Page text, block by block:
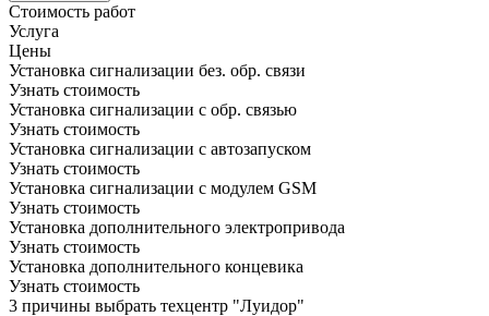
Стоимость работ
Услуга
Цены
Установка сигнализации без. обр. связи
Узнать стоимость
Установка сигнализации с обр. связью
Узнать стоимость
Установка сигнализации с автозапуском
Узнать стоимость
Установка сигнализации с модулем GSM
Узнать стоимость
Установка дополнительного электропривода
Узнать стоимость
Установка дополнительного концевика
Узнать стоимость
3 причины выбрать техцентр "Луидор"